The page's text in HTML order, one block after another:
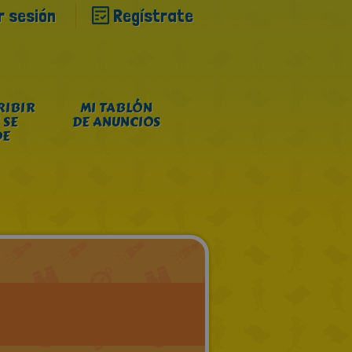
sesión Regístrate
MI TABLÓN
DE ANUNCIOS